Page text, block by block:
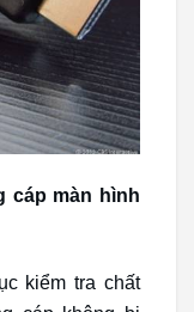
cáp màn hình
kiểm tra chất